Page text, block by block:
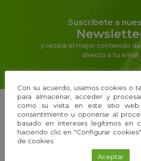
Suscríbete a
y recibe el mejor contenido
directo a tu email
La Fundación
Con su acuerdo, usamos cookies o
para almacenar, acceder y
como su visita en este sitio
consentimiento u oponerse al
basado en intereses legítimos en
haciendo clic en "Configurar
de cookies.
Aceptar